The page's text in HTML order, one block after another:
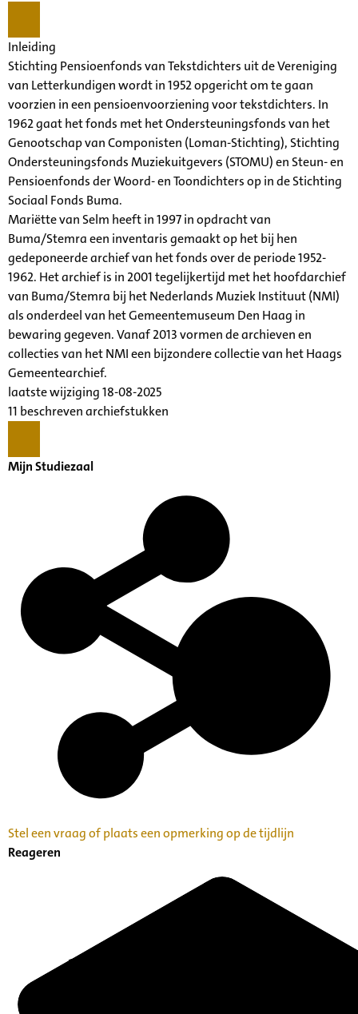
Inleiding
Stichting Pensioenfonds van Tekstdichters uit de Vereniging
van Letterkundigen wordt in 1952 opgericht om te gaan
voorzien in een pensioenvoorziening voor tekstdichters. In
1962 gaat het fonds met het Ondersteuningsfonds van het
Genootschap van Componisten (Loman-Stichting), Stichting
Ondersteuningsfonds Muziekuitgevers (STOMU) en Steun- en
Pensioenfonds der Woord- en Toondichters op in de Stichting
Sociaal Fonds Buma.
Mariëtte van Selm heeft in 1997 in opdracht van
Buma/Stemra een inventaris gemaakt op het bij hen
gedeponeerde archief van het fonds over de periode 1952-
1962. Het archief is in 2001 tegelijkertijd met het hoofdarchief
van Buma/Stemra bij het Nederlands Muziek Instituut (NMI)
als onderdeel van het Gemeentemuseum Den Haag in
bewaring gegeven. Vanaf 2013 vormen de archieven en
collecties van het NMI een bijzondere collectie van het Haags
Gemeentearchief.
laatste wijziging 18-08-2025
11 beschreven archiefstukken
Mijn Studiezaal
Stel een vraag of plaats een opmerking op de tijdlijn
Reageren